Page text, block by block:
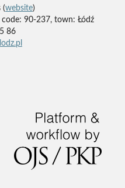
(website)
90-237, town: Łódź
86